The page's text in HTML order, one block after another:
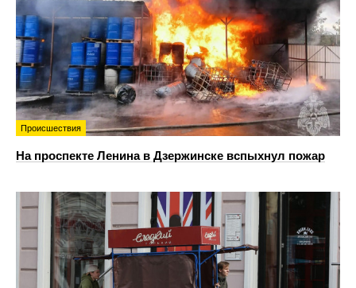
Происшествия
На проспекте Ленина в Дзержинске вспыхнул пожар